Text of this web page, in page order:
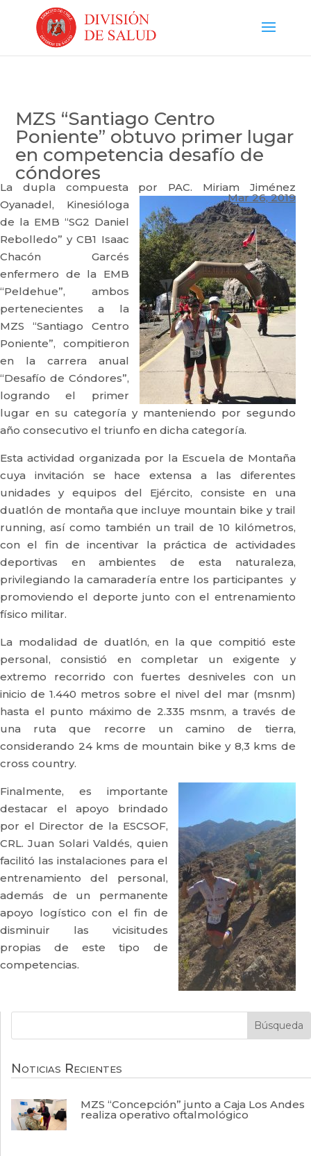
MZS “Santiago Centro
Poniente” obtuvo primer lugar
en competencia desafío de
cóndores
Mar 26, 2019
La dupla compuesta por PAC. Miriam Jiménez
Oyanadel, Kinesióloga
de la EMB “SG2 Daniel
Rebolledo” y CB1 Isaac
Chacón Garcés
enfermero de la EMB
“Peldehue”, ambos
pertenecientes a la
MZS “Santiago Centro
Poniente”, compitieron
en la carrera anual
“Desafío de Cóndores”,
logrando el primer
lugar en su categoría y manteniendo por segundo
año consecutivo el triunfo en dicha categoría.
Esta actividad organizada por la Escuela de Montaña
cuya invitación se hace extensa a las diferentes
unidades y equipos del Ejército, consiste en una
duatlón de montaña que incluye mountain bike y trail
running, así como también un trail de 10 kilómetros,
con el fin de incentivar la práctica de actividades
deportivas en ambientes de esta naturaleza,
privilegiando la camaradería entre los participantes y
promoviendo el deporte junto con el entrenamiento
físico militar.
La modalidad de duatlón, en la que compitió este
personal, consistió en completar un exigente y
extremo recorrido con fuertes desniveles con un
inicio de 1.440 metros sobre el nivel del mar (msnm)
hasta el punto máximo de 2.335 msnm, a través de
una ruta que recorre un camino de tierra,
considerando 24 kms de mountain bike y 8,3 kms de
cross country.
Finalmente, es importante
destacar el apoyo brindado
por el Director de la ESCSOF,
CRL. Juan Solari Valdés, quien
facilitó las instalaciones para el
entrenamiento del personal,
además de un permanente
apoyo logístico con el fin de
disminuir las vicisitudes
propias de este tipo de
competencias.
Noticias Recientes
MZS “Concepción” junto a Caja Los Andes
realiza operativo oftalmológico